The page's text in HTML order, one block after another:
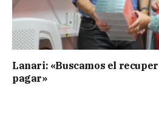
Lanari: «Buscamos el
pagar»